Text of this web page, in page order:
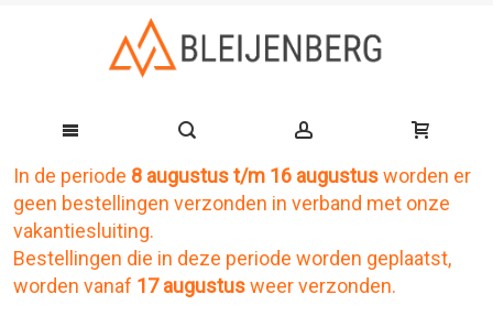
Ga
naar
de
inhoud
In de periode 8 augustus t/m 16 augustusworden er
geen bestellingen verzonden in verband met onze
vakantiesluiting.
Bestellingen die in deze periode worden geplaatst,
worden vanaf 17 augustusweer verzonden.